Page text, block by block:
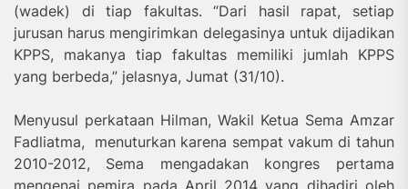
(wadek) di tiap fakultas. “Dari hasil rapat, setiap
jurusan harus mengirimkan delegasinya untuk dijadikan
KPPS, makanya tiap fakultas memiliki jumlah KPPS
yang berbeda,” jelasnya, Jumat (31/10).
Menyusul perkataan Hilman, Wakil Ketua Sema Amzar
Fadliatma, menuturkan karena sempat vakum di tahun
2010-2012, Sema mengadakan kongres pertama
mengenai pemira pada April 2014 yang dihadiri oleh